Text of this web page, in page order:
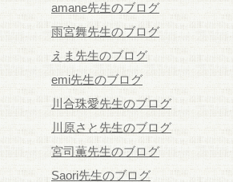
amane先生のブログ
雨宮舞先生のブログ
えま先生のブログ
emi先生のブログ
川合珠愛先生のブログ
川原さと先生のブログ
宮司薫先生のブログ
Saori先生のブログ